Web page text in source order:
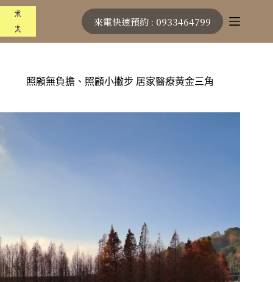
跳
主
來電快速預約 : 0933464799
照顧無負擔、照顧小撇步 居家醫療黃金三角